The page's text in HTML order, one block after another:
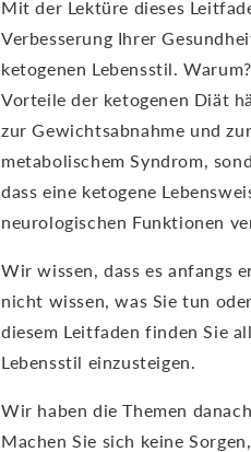
Mit der Lektüre dieses
Verbesserung Ihrer
ketogenen Lebensstil.
Vorteile der ketogenen Diät
zur Gewichtsabnahme und
metabolischem Syndrom,
dass eine ketogene
neurologischen Funktionen
Wir wissen, dass es anfangs
nicht wissen, was Sie tun
diesem Leitfaden finden Sie
Lebensstil einzusteigen.
Wir haben die Themen
Machen Sie sich keine